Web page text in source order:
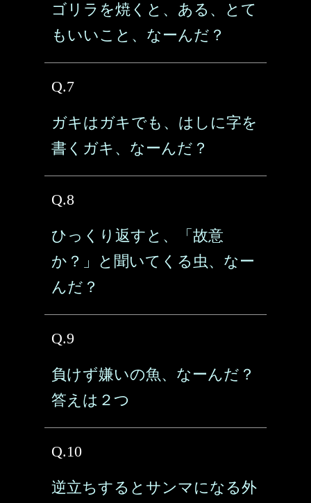
ゴリラを焼くと、ある、とて
もいいこと、なーんだ？
Q.7
ガキはガキでも、はしに字を
書くガキ、なーんだ？
Q.8
ひっくり返すと、「故意
か？」と聞いてくる虫、なー
んだ？
Q.9
負けず嫌いの魚、なーんだ？
答えは２つ
Q.10
逆立ちするとサンマになる外